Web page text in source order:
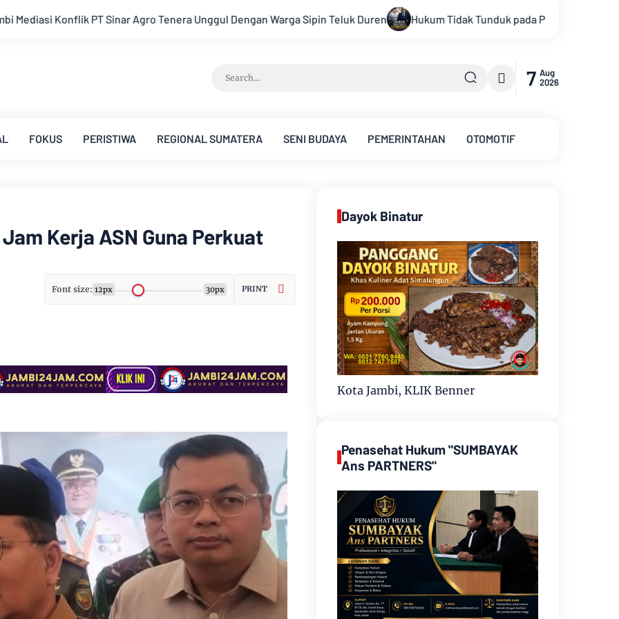
Unggul Dengan Warga Sipin Teluk Duren Hukum Tidak Tunduk pada Persepsi: Kritik Terhadap Monopoli Kebenaran
7 Aug
2026
FOKUS PERISTIWA REGIONAL SUMATERA SENI BUDAYA PEMERINTAHAN OTOMOTIF
Kerja ASN Guna Perkuat
Font size: 12px 30px PRINT
Dayok Binatur
Kota Jambi, KLIK Benner
Penasehat Hukum "SUMBAYAK
Ans PARTNERS"